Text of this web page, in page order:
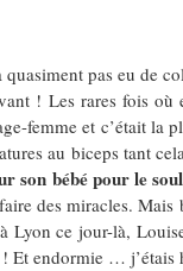
quasiment pas eu de
! Les rares fois
femme et c’était
au biceps tant
son bébé pour le
des miracles.
Lyon ce jour-là,
Et endormie … j’étais